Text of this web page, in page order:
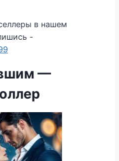
в нашем
-
—